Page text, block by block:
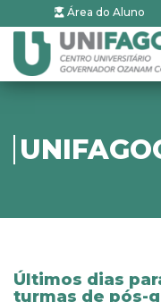
Área do Aluno
Últimos dias
turmas de pós-